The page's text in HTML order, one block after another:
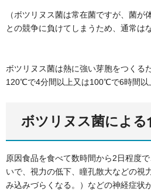
（ボツリヌス菌は常在菌ですが、菌
との競争に負けてしまうため、通常は
ボツリヌス菌は熱に強い芽胞をつくる
120℃で4分間以上又は100℃で6時間以
ボツリヌス菌による
原因食品を食べて数時間から2日程度
いで、視力の低下、瞳孔散大などの視
み込みづらくなる。）などの神経症状